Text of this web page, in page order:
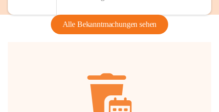
Alle Bekanntmachungen sehen